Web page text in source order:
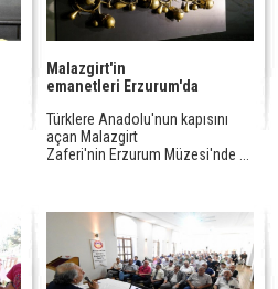
Malazgirt'in
emanetleri Erzurum'da
Türklere Anadolu'nun kapısını
açan Malazgirt
Zaferi'nin Erzurum Müzesi'nde ...